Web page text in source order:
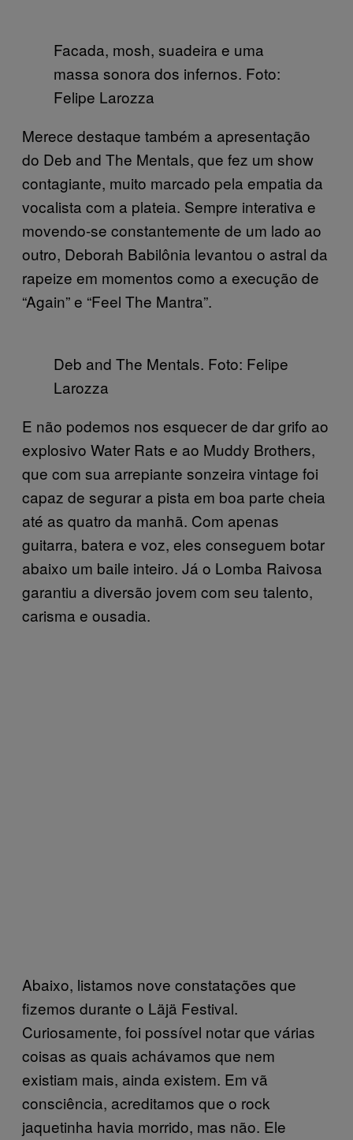
Facada, mosh, suadeira e uma
massa sonora dos infernos. Foto:
Felipe Larozza
Merece destaque também a apresentação
do Deb and The Mentals, que fez um show
contagiante, muito marcado pela empatia da
vocalista com a plateia. Sempre interativa e
movendo-se constantemente de um lado ao
outro, Deborah Babilônia levantou o astral da
rapeize em momentos como a execução de
“Again” e “Feel The Mantra”.
Deb and The Mentals. Foto: Felipe
Larozza
E não podemos nos esquecer de dar grifo ao
explosivo Water Rats e ao Muddy Brothers,
que com sua arrepiante sonzeira vintage foi
capaz de segurar a pista em boa parte cheia
até as quatro da manhã. Com apenas
guitarra, batera e voz, eles conseguem botar
abaixo um baile inteiro. Já o Lomba Raivosa
garantiu a diversão jovem com seu talento,
carisma e ousadia.
Abaixo, listamos nove constatações que
fizemos durante o Läjä Festival.
Curiosamente, foi possível notar que várias
coisas as quais achávamos que nem
existiam mais, ainda existem. Em vã
consciência, acreditamos que o rock
jaquetinha havia morrido, mas não. Ele